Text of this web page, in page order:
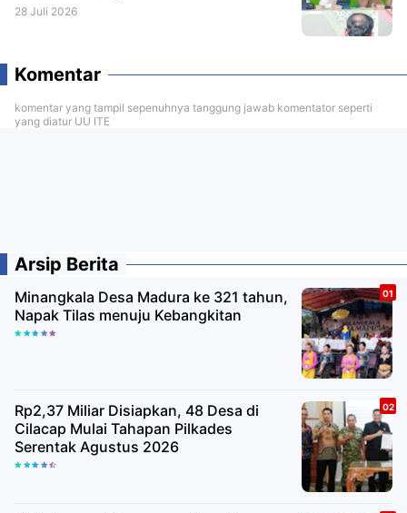
28 Juli 2026
Komentar
komentar yang tampil sepenuhnya tanggung jawab komentator seperti
yang diatur UU ITE
Arsip Berita
Minangkala Desa Madura ke 321 tahun,
Napak Tilas menuju Kebangkitan
Rp2,37 Miliar Disiapkan, 48 Desa di
Cilacap Mulai Tahapan Pilkades
Serentak Agustus 2026